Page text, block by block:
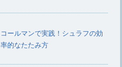
コールマンで実践！シュラフの効
率的なたたみ方